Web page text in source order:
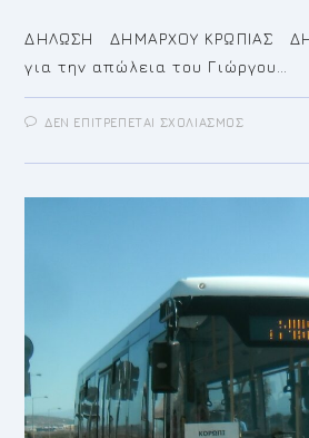
ΔΗΛΩΣΗ ΔΗΜΑΡΧΟΥ ΚΡΩΠΙΑΣ
για την απώλεια του Γιώργου…
ΔΕΝ ΕΠΙΤΡΈΠΕΤΑΙ ΣΧΟΛΙΑΣΜΌΣΣΤΟ
ΚΡΩΠΙΑΣ
ΤΟΝ